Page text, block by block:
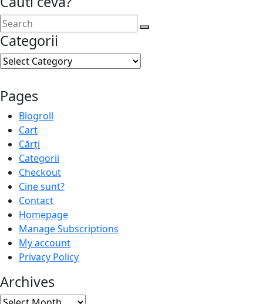
Categorii
Categorii
Pages
Blogroll
Cart
Cărți
Categorii
Checkout
Cine sunt?
Contact
Homepage
Manage Subscriptions
My account
Privacy Policy
Archives
Archives